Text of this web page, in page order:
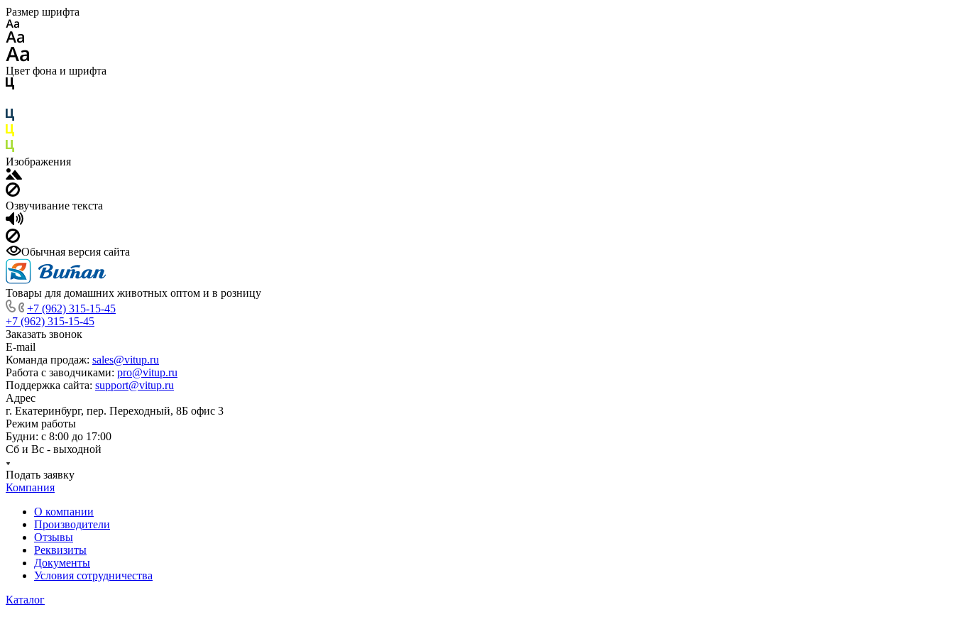
Размер шрифта
Цвет фона и шрифта
Изображения
Озвучивание текста
Обычная версия сайта
Товары для домашних животных оптом и в розницу
+7 (962) 315-15-45
+7 (962) 315-15-45
Заказать звонок
E-mail
Команда продаж: sales@vitup.ru
Работа с заводчиками: pro@vitup.ru
Поддержка сайта: support@vitup.ru
Адрес
г. Екатеринбург, пер. Переходный, 8Б офис 3
Режим работы
Будни: с 8:00 до 17:00
Сб и Вс - выходной
Подать заявку
Компания
О компании
Производители
Отзывы
Реквизиты
Документы
Условия сотрудничества
Каталог